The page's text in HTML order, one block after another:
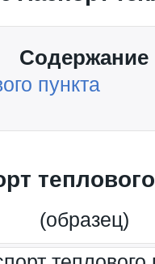
Содержание
пункта
(образец)